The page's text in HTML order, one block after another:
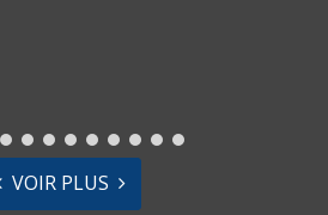
VOIR PLUS